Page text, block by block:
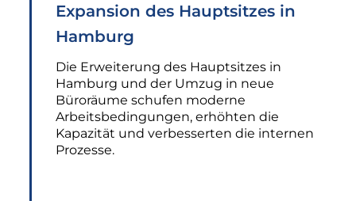
Expansion des Hauptsitzes in
Hamburg
Die Erweiterung des Hauptsitzes in
Hamburg und der Umzug in neue
Büroräume schufen moderne
Arbeitsbedingungen, erhöhten die
Kapazität und verbesserten die internen
Prozesse.